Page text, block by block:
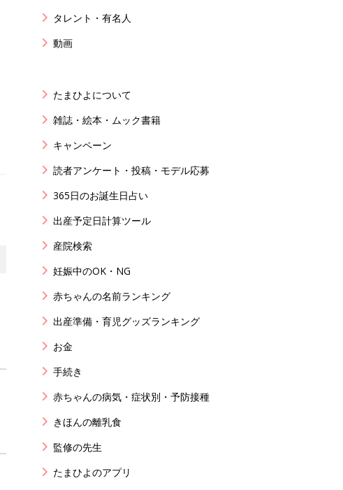
タレント・有名人
動画
たまひよについて
雑誌・絵本・ムック書籍
キャンペーン
読者アンケート・投稿・モデル応募
365日のお誕生日占い
出産予定日計算ツール
産院検索
妊娠中のOK・NG
赤ちゃんの名前ランキング
出産準備・育児グッズランキング
お金
手続き
赤ちゃんの病気・症状別・予防接種
きほんの離乳食
監修の先生
たまひよのアプリ